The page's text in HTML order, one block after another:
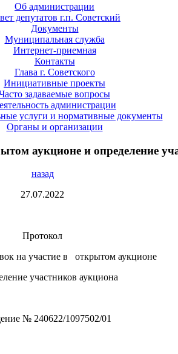
Об администрации
депутатов г.п. Советский
Документы
Муниципальная служба
Интернет-приемная
Контакты
Глава г. Советского
Инициативные проекты
задаваемые вопросы
администрации
услуги и нормативные документы
Органы и организации
аукционе и определение
назад
27.07.2022
г.
Протокол
на участие в открытом аукционе
участников аукциона
№ 240622/1097502/01